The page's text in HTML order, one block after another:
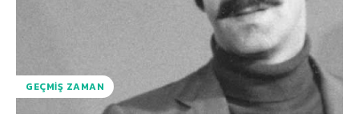
GEÇMIŞ ZAMAN